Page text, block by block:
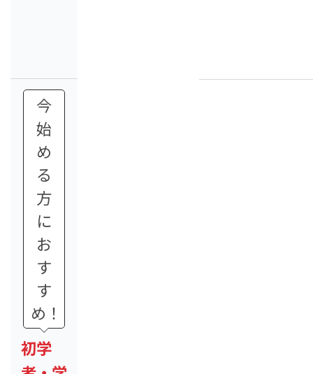
今
始
め
る
方
に
お
す
す
め！
初学